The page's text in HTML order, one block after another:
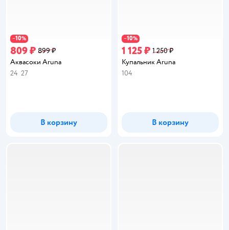
−10%
809 ₽ 899 ₽
Аквасоки Aruna
24 27
В корзину
−10%
1 125 ₽ 1 250 ₽
Купальник Aruna
104
В корзину